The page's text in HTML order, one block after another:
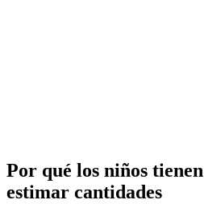
Por qué los niños
estimar cantidades